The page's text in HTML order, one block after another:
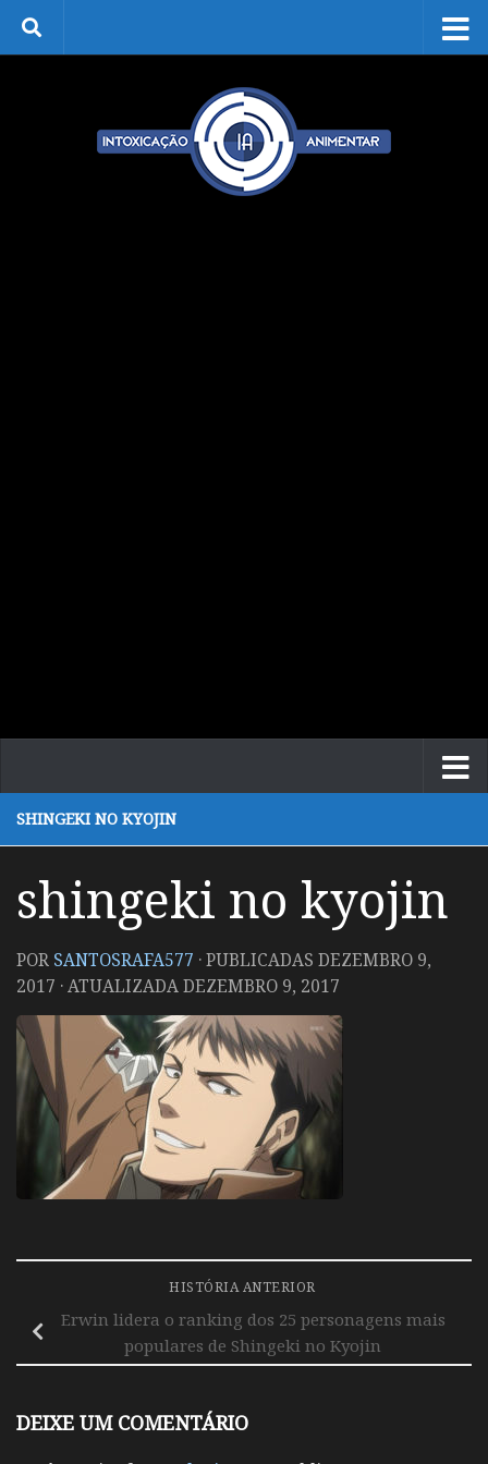
Skip to content
SHINGEKI NO KYOJIN
shingeki no kyojin
POR SANTOSRAFA577 · PUBLICADAS DEZEMBRO 9,
2017 · ATUALIZADADEZEMBRO 9, 2017
HISTÓRIA ANTERIOR
Erwin lidera o ranking dos 25 personagens mais
populares de Shingeki no Kyojin
DEIXE UM COMENTÁRIO